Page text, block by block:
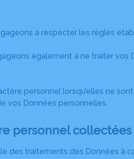
à respecter les règles
également à ne traiter vos
personnel lorsqu’elles ne
vos Données personnelles.
personnel collectées
des traitements des Données